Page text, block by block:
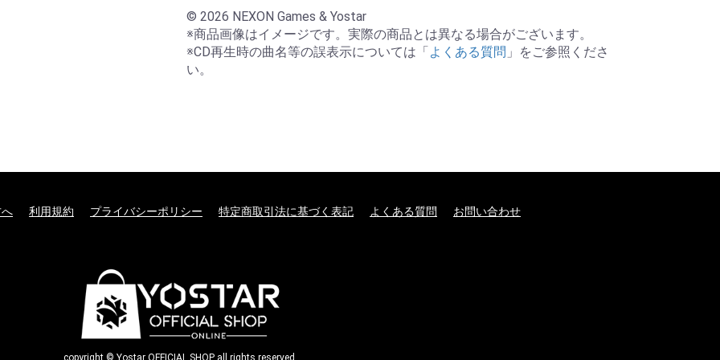
© 2026 NEXON Games & Yostar
※商品画像はイメージです。実際の商品とは異なる場合がございます。
※CD再生時の曲名等の誤表示については「よくある質問 」をご参照くださ
い。
利用規約 プライバシーポリシー 特定商取引法に基づく表記 よくある質問 お問い合わせ
copyright © Yostar OFFICIAL SHOP all rights reserved.